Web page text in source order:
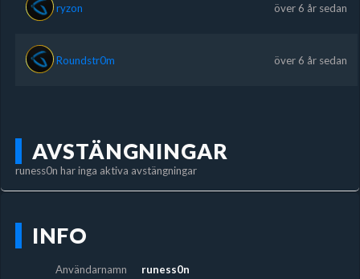
ryzon över 6 år sedan
Roundstr0m över 6 år sedan
AVSTÄNGNINGAR
runess0n har inga aktiva avstängningar
INFO
Användarnamn runess0n